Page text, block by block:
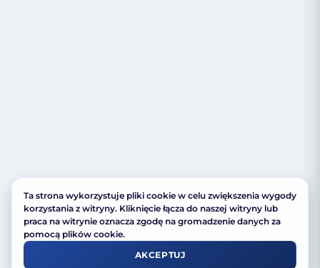
Ta strona wykorzystuje pliki cookie w celu zwiększenia wygody
korzystania z witryny. Kliknięcie łącza do naszej witryny lub
praca na witrynie oznacza zgodę na gromadzenie danych za
pomocą plików cookie.
AKCEPTUJ